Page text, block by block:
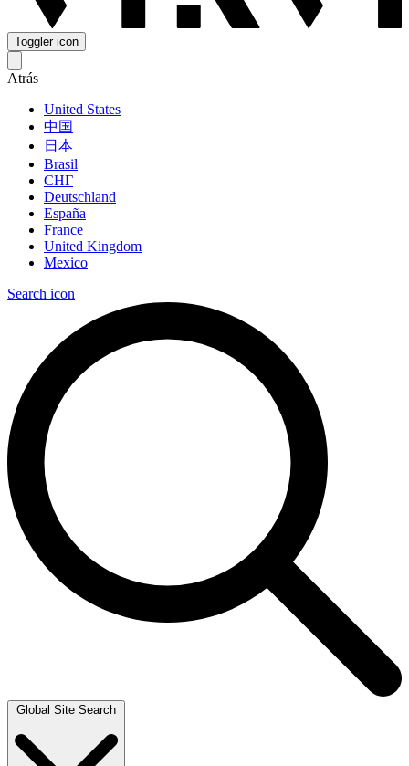
Toggler icon
Atrás
United States
中国
日本
Brasil
СНГ
Deutschland
España
France
United Kingdom
Mexico
Search icon
Global Site Search